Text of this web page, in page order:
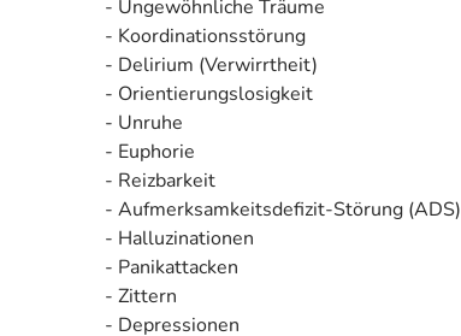
- Ungewöhnliche Träume
- Koordinationsstörung
- Delirium (Verwirrtheit)
- Orientierungslosigkeit
- Unruhe
- Euphorie
- Reizbarkeit
- Aufmerksamkeitsdefizit-Störung (ADS)
- Halluzinationen
- Panikattacken
- Zittern
- Depressionen